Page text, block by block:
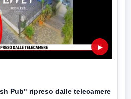
▶
Pub" ripreso dalle telecamere